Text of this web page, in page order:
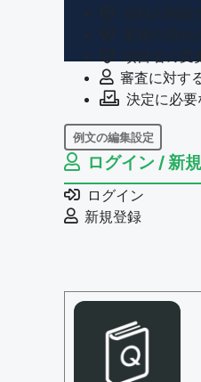
審査に対す
決定に必
例文の編集設定
例文の編集
例文の削除
審査に対す
決定に必要
問題の編集
審査に対
決定に必要
編集ガイドライン
ログイン / 新
ログイン
新規登録